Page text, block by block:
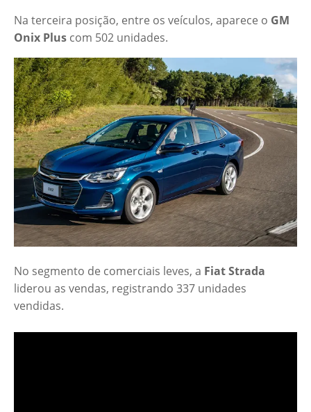
Na terceira posição, entre os veículos, aparece o GM
Onix Plus com 502 unidades.
No segmento de comerciais leves, a Fiat Strada
liderou as vendas, registrando 337 unidades
vendidas.